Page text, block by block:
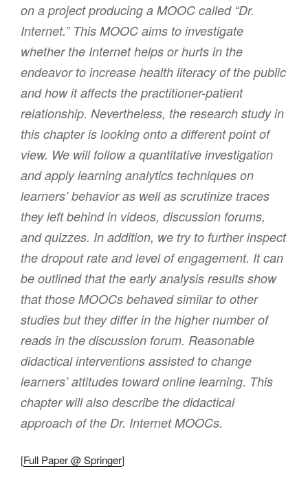
on a project producing a MOOC called “Dr.
Internet.” This MOOC aims to investigate
whether the Internet helps or hurts in the
endeavor to increase health literacy of the public
and how it affects the practitioner-patient
relationship. Nevertheless, the research study in
this chapter is looking onto a different point of
view. We will follow a quantitative investigation
and apply learning analytics techniques on
learners’ behavior as well as scrutinize traces
they left behind in videos, discussion forums,
and quizzes. In addition, we try to further inspect
the dropout rate and level of engagement. It can
be outlined that the early analysis results show
that those MOOCs behaved similar to other
studies but they differ in the higher number of
reads in the discussion forum. Reasonable
didactical interventions assisted to change
learners’ attitudes toward online learning. This
chapter will also describe the didactical
approach of the Dr. Internet MOOCs.
[Full Paper @ Springer]